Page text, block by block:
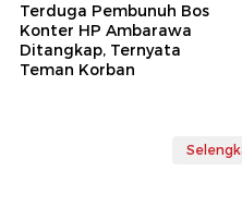
Terduga Pembunuh Bos
Konter HP Ambarawa
Ditangkap, Ternyata
Teman Korban